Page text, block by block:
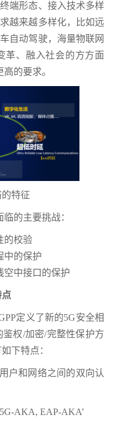
端形态、接入技术多样
越来越多样化，比如远
自动驾驶，海量物联网
革、融入社会的方方面
的要求。
的特征
的主要挑战：
的校验
中的保护
空中接口的保护
点
定义了新的5G安全相
鉴权/加密/完整性保护方
下特点：
户和网络之间的双向认
AKA, EAP-AKA’